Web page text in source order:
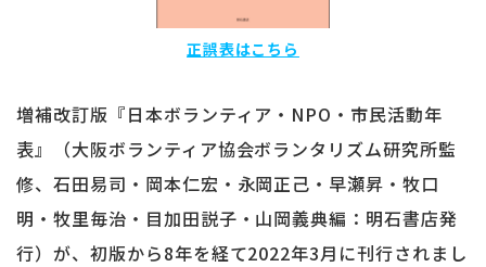
正誤表はこちら
増補改訂版『日本ボランティア・NPO・市民活動年
表』（大阪ボランティア協会ボランタリズム研究所監
修、石田易司・岡本仁宏・永岡正己・早瀬昇・牧口
明・牧里毎治・目加田説子・山岡義典編：明石書店発
行）が、初版から8年を経て2022年3月に刊行されまし